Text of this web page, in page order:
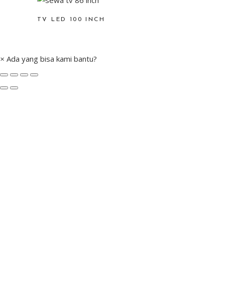
TV LED 100 INCH
× Ada yang bisa kami bantu?